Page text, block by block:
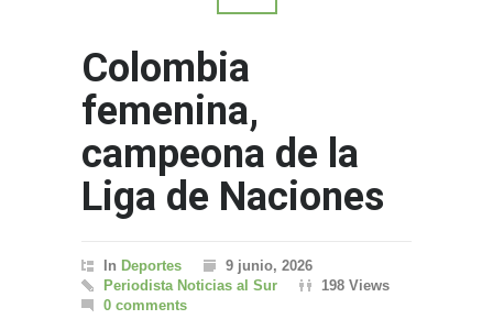
Colombia
femenina,
campeona de la
Liga de Naciones
In Deportes
9 junio, 2026
Periodista Noticias al Sur
198 Views
0 comments